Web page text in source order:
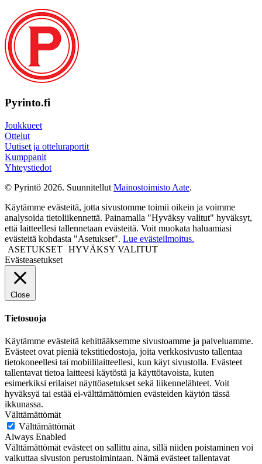
Pyrinto.fi
Joukkueet
Ottelut
Uutiset ja otteluraportit
Kumppanit
Yhteystiedot
© Pyrintö 2026. Suunnitellut Mainostoimisto Aate.
Käytämme evästeitä, jotta sivustomme toimii oikein ja voimme
analysoida tietoliikennettä. Painamalla "Hyväksy valitut" hyväksyt,
että laitteellesi tallennetaan evästeitä. Voit muokata haluamiasi
evästeitä kohdasta "Asetukset". Lue evästeilmoitus.
ASETUKSET HYVÄKSY VALITUT
Evästeasetukset
Close
Tietosuoja
Käytämme evästeitä kehittääksemme sivustoamme ja palveluamme.
Evästeet ovat pieniä tekstitiedostoja, joita verkkosivusto tallentaa
tietokoneellesi tai mobiililaitteellesi, kun käyt sivustolla. Evästeet
tallentavat tietoa laitteesi käytöstä ja käyttötavoista, kuten
esimerkiksi erilaiset näyttöasetukset sekä liikennelähteet. Voit
hyväksyä tai estää ei-välttämättömien evästeiden käytön tässä
ikkunassa.
Välttämättömät
Välttämättömät
Always Enabled
Välttämättömät evästeet on sallittu aina, sillä niiden poistaminen voi
vaikuttaa sivuston perustoimintaan. Nämä evästeet tallentavat